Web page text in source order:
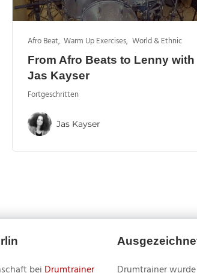
Afro Beat, Warm Up Exercises, World & Ethnic
From Afro Beats to Lenny with
Jas Kayser
Fortgeschritten
Jas Kayser